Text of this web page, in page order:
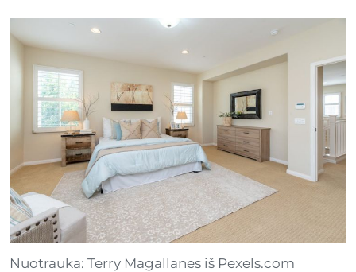
Nuotrauka: Terry Magallanes iš Pexels.com